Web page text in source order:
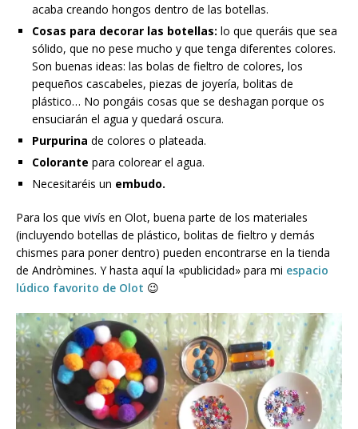
acaba creando hongos dentro de las botellas.
Cosas para decorar las botellas: lo que queráis que sea
sólido, que no pese mucho y que tenga diferentes colores.
Son buenas ideas: las bolas de fieltro de colores, los
pequeños cascabeles, piezas de joyería, bolitas de
plástico… No pongáis cosas que se deshagan porque os
ensuciarán el agua y quedará oscura.
Purpurina de colores o plateada.
Colorante para colorear el agua.
Necesitaréis un embudo.
Para los que vivís en Olot, buena parte de los materiales
(incluyendo botellas de plástico, bolitas de fieltro y demás
chismes para poner dentro) pueden encontrarse en la tienda
de Andròmines. Y hasta aquí la «publicidad» para mi espacio
lúdico favorito de Olot 😉